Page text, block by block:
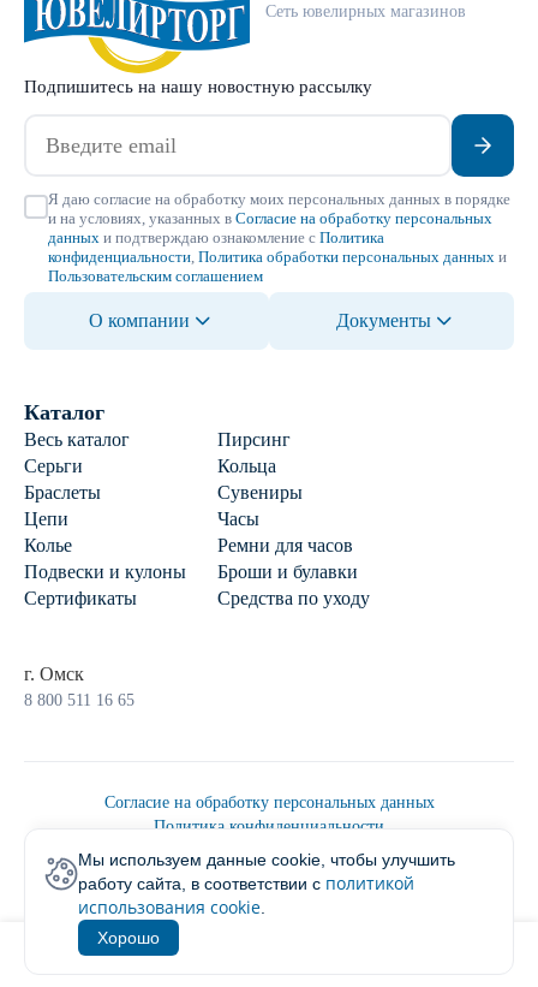
1
Сеть ювелирных магазинов
Подпишитесь на нашу новостную рассылку
Я даю согласие на обработку моих персональных данных в порядке
и на условиях, указанных в Согласие на обработку персональных
данных и подтверждаю ознакомление с Политика
конфиденциальности Политика обработки персональных данных и
Пользовательским соглашением
О компании Документы
Каталог
Весь каталог
Пирсинг
Серьги
Кольца
Браслеты
Сувениры
Цепи
Часы
Колье
Ремни для часов
Подвески и кулоны
Броши и булавки
Сертификаты
Средства по уходу
г. Омск
8 800 511 16 65
Согласие на обработку персональных данных
Политика конфиденциальности
Политика обработки персональных данных
Пользовательским соглашением
2026 © Ювелирторг
Мы используем данные cookie, чтобы улучшить
работу сайта, в соответствии с политикой
использования cookie
Хорошо